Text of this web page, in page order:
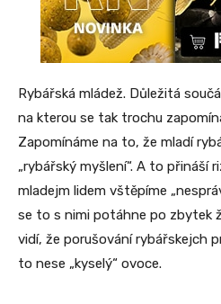
Rybářská mládež. Důležitá
na kterou se tak trochu
Zapomínáme na to, že mladí
„rybářský myšlení“. A to přináší
mladejm lidem vštěpíme
se to s nimi potáhne po zbytek
vidí, že porušování rybářskejch
to nese „kyselý“ ovoce.